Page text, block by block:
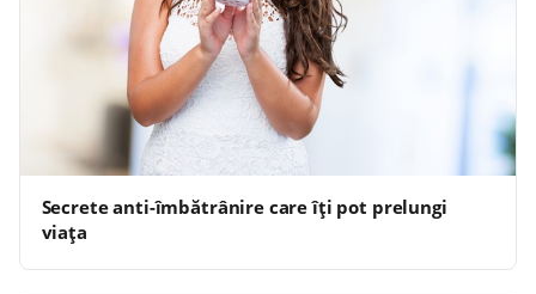
Secrete anti-îmbătrânire care îți pot prelungi
viața